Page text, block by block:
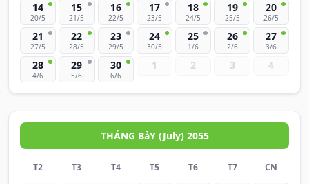
14
20/5
15
21/5
16
22/5
17
23/5
18
24/5
19
25/5
20
26/5
21
27/5
22
28/5
23
29/5
24
30/5
25
1/6
26
2/6
27
3/6
28
4/6
29
5/6
30
6/6
1 2 3 4
THÁNG BảY (July) 2055
T2 T3 T4 T5 T6 T7 CN